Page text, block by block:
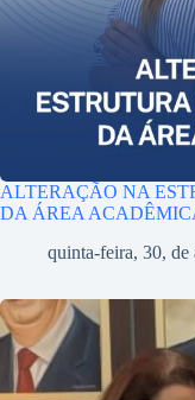
ALTERAÇÃO NA
DA ÁREA
quinta-feira, 30, de